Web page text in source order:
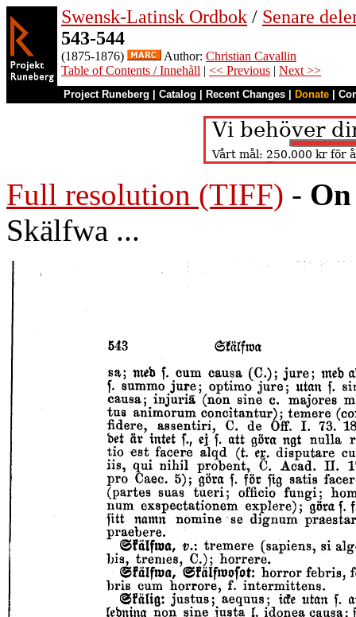
Swensk-Latinsk Ordbok / Senare
543-544
(1875-1876) Author: Christian Cavallin
Table of Contents / Innehåll | << Previous | Next >>
Project Runeberg Catalog Recent Changes Donate
Full resolution (TIFF) -
Skälfwa ...